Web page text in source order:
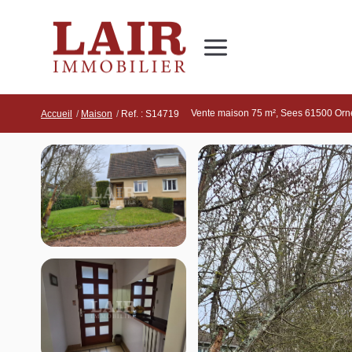
Immobilier
Nous découvrir
Nos services
Contact
Nos actualités
SUIVEZ-NOUS SUR LES RÉSEAUX SOCIAUX
Accueil Maison Ref. : S14719 Vente maison 75 m², Sees 61500